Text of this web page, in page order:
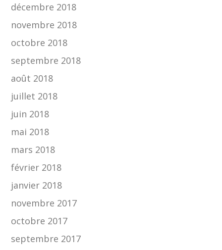
décembre 2018
novembre 2018
octobre 2018
septembre 2018
août 2018
juillet 2018
juin 2018
mai 2018
mars 2018
février 2018
janvier 2018
novembre 2017
octobre 2017
septembre 2017